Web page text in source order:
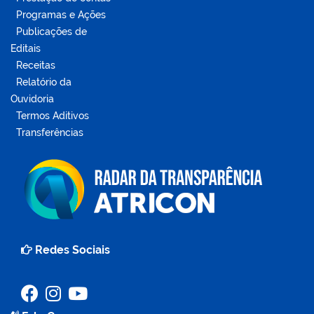
Programas e Ações
Publicações de
Editais
Receitas
Relatório da
Ouvidoria
Termos Aditivos
Transferências
Redes Sociais